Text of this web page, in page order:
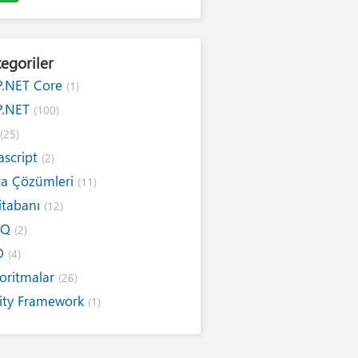
Core (1)
(100)
(25)
(2)
Çözümleri (11)
(12)
(2)
(4)
(26)
Framework (1)